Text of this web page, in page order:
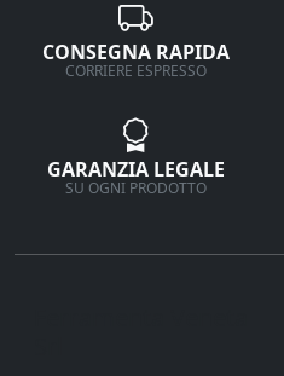
CONSEGNA RAPIDA
CORRIERE ESPRESSO
GARANZIA LEGALE
SU OGNI PRODOTTO